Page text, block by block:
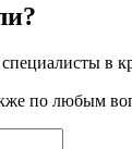
в
по любым